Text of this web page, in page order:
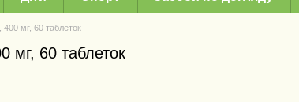
мг, 60 таблеток
мг, 60 таблеток